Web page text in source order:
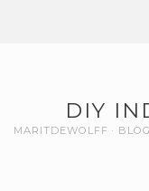
DIY
MARITDEWOLFF BLOG